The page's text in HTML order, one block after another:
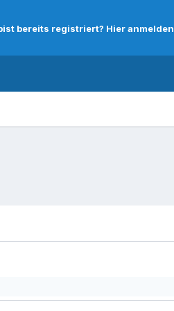
bereits registriert? Hier anmelden